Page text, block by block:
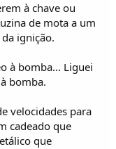
à chave ou
de mota a um
ignição.
à bomba... Liguei
bomba.
velocidades para
cadeado que
que